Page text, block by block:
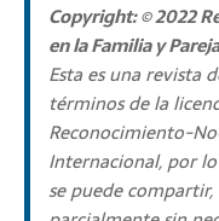
Copyright: © 2022
en la Familia y Pareja
Esta es una revista
términos de la
Reconocimiento-
Internacional, por
se puede